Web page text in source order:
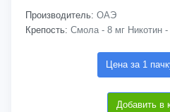
Производитель: ОАЭ
Крепость: Смола - 8 мг Никотин -
Цена за 1
Добавить в